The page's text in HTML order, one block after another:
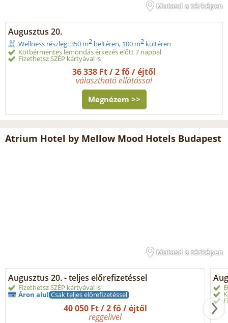
Mutasd a térképen
Augusztus 20.
Wellness részleg: 350 m2 beltéren, 100 m2 kültéren
Kötbérmentes lemondás érkezés előtt 7 nappal
Fizethetsz SZÉP kártyával is
36 338 Ft / 2 fő / éjtől
választható ellátással
Megnézem >>
Atrium Hotel by Mellow Mood Hotels Budapest
Mutasd a térképen
Augusztus 20. - teljes előrefizetéssel
Fizethetsz SZÉP kártyával is
Áron alul Csak teljes előrefizetéssel
40 050 Ft / 2 fő / éjtől
reggelivel